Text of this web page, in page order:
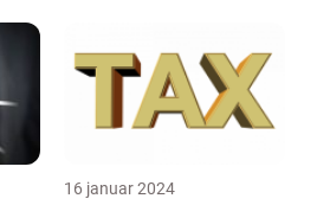
16 januar 2024